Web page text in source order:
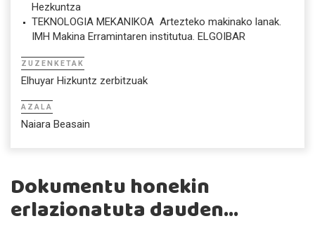
Hezkuntza
TEKNOLOGIA MEKANIKOA  Artezteko makinako lanak.
IMH Makina Erramintaren institutua. ELGOIBAR
ZUZENKETAK
Elhuyar Hizkuntz zerbitzuak
AZALA
Naiara Beasain
Dokumentu honekin
erlazionatuta dauden...